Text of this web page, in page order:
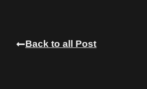
Back to all Post